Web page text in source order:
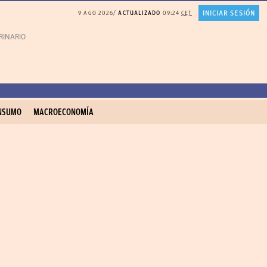
9 AGO 2026 ACTUALIZADO 09:24CET INICIAR SESIÓN
gatos
MACROECONOMÍA